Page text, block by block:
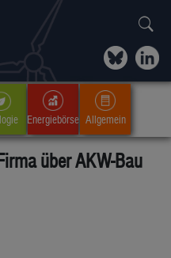
Energiebörse Allgemein
über AKW-Bau